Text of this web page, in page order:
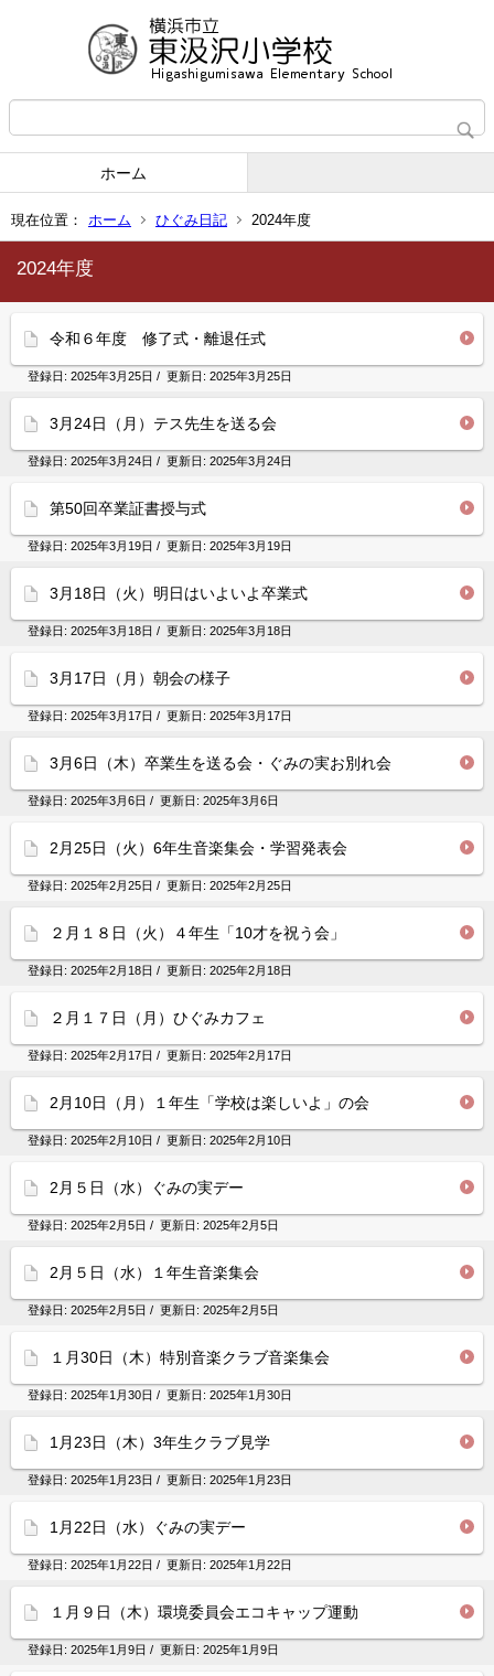
ホーム
現在位置： ホーム ひぐみ日記 2024年度
2024年度
令和６年度 修了式・離退任式
登録日: 2025年3月25日 / 更新日: 2025年3月25日
3月24日（月）テス先生を送る会
登録日: 2025年3月24日 / 更新日: 2025年3月24日
第50回卒業証書授与式
登録日: 2025年3月19日 / 更新日: 2025年3月19日
3月18日（火）明日はいよいよ卒業式
登録日: 2025年3月18日 / 更新日: 2025年3月18日
3月17日（月）朝会の様子
登録日: 2025年3月17日 / 更新日: 2025年3月17日
3月6日（木）卒業生を送る会・ぐみの実お別れ会
登録日: 2025年3月6日 / 更新日: 2025年3月6日
2月25日（火）6年生音楽集会・学習発表会
登録日: 2025年2月25日 / 更新日: 2025年2月25日
２月１８日（火）４年生「10才を祝う会」
登録日: 2025年2月18日 / 更新日: 2025年2月18日
２月１７日（月）ひぐみカフェ
登録日: 2025年2月17日 / 更新日: 2025年2月17日
2月10日（月）１年生「学校は楽しいよ」の会
登録日: 2025年2月10日 / 更新日: 2025年2月10日
2月５日（水）ぐみの実デー
登録日: 2025年2月5日 / 更新日: 2025年2月5日
2月５日（水）１年生音楽集会
登録日: 2025年2月5日 / 更新日: 2025年2月5日
１月30日（木）特別音楽クラブ音楽集会
登録日: 2025年1月30日 / 更新日: 2025年1月30日
1月23日（木）3年生クラブ見学
登録日: 2025年1月23日 / 更新日: 2025年1月23日
1月22日（水）ぐみの実デー
登録日: 2025年1月22日 / 更新日: 2025年1月22日
１月９日（木）環境委員会エコキャップ運動
登録日: 2025年1月9日 / 更新日: 2025年1月9日